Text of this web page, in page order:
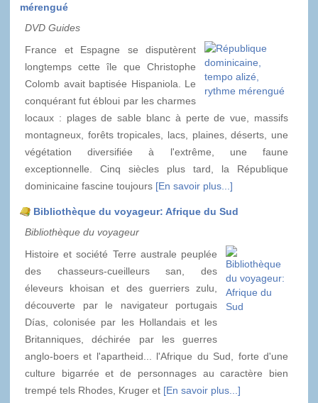
mérengué
DVD Guides
France et Espagne se disputèrent
longtemps cette île que Christophe
Colomb avait baptisée Hispaniola. Le
conquérant fut ébloui par les charmes
locaux : plages de sable blanc à perte de vue, massifs
montagneux, forêts tropicales, lacs, plaines, déserts, une
végétation diversifiée à l'extrême, une faune
exceptionnelle. Cinq siècles plus tard, la République
dominicaine fascine toujours [En savoir plus...]
Bibliothèque du voyageur: Afrique du Sud
Bibliothèque du voyageur
Histoire et société Terre australe peuplée
des chasseurs-cueilleurs san, des
éleveurs khoisan et des guerriers zulu,
découverte par le navigateur portugais
Días, colonisée par les Hollandais et les
Britanniques, déchirée par les guerres
anglo-boers et l'apartheid... l'Afrique du Sud, forte d'une
culture bigarrée et de personnages au caractère bien
trempé tels Rhodes, Kruger et [En savoir plus...]